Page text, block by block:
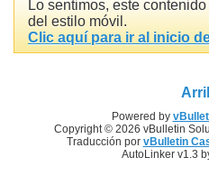
Lo sentimos, este
del estilo móvil.
Clic aquí para ir al inicio
Powered by
Copyright © 2026 vBulletin
Traducción por vBulletin
AutoLinker v1.3